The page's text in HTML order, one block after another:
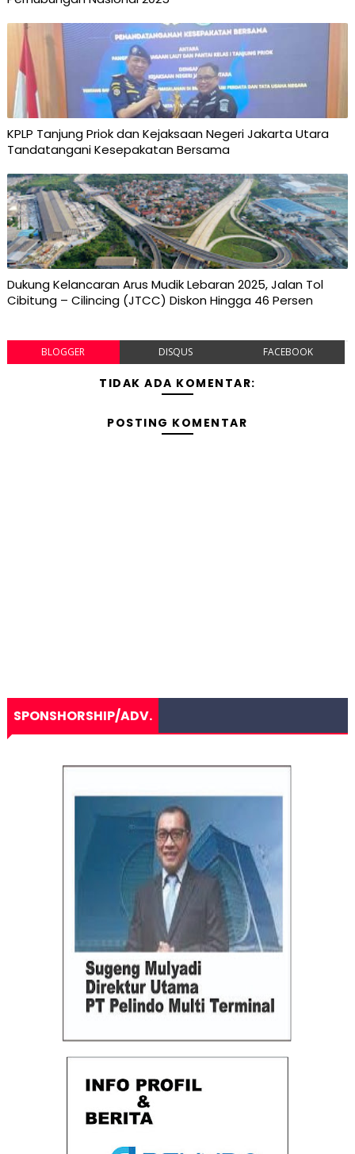
KPLP Tanjung Priok dan Kejaksaan Negeri Jakarta Utara
Tandatangani Kesepakatan Bersama
Dukung Kelancaran Arus Mudik Lebaran 2025, Jalan Tol
Cibitung – Cilincing (JTCC) Diskon Hingga 46 Persen
BLOGGER DISQUS FACEBOOK
TIDAK ADA KOMENTAR:
POSTING KOMENTAR
SPONSHORSHIP/ADV.